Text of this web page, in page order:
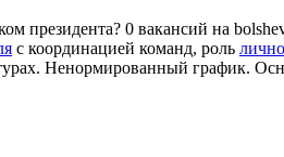
президента? 0 вакансий на
с координацией команд, роль
Ненормированный график.